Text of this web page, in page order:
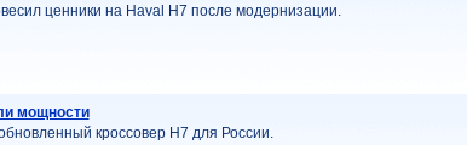
ценники на Haval H7 после модернизации.
мощности
кроссовер H7 для России.